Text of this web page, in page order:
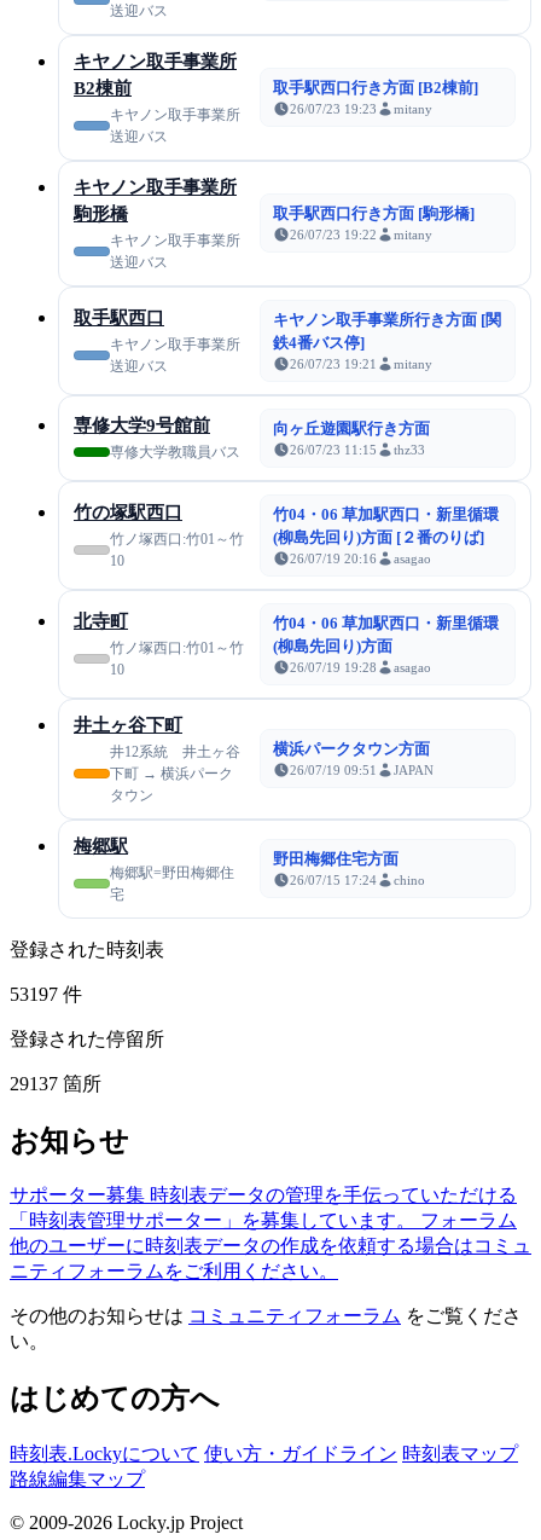
送迎バス
キヤノン取手事業所
B2棟前
キヤノン取手事業所
送迎バス
取手駅西口行き方面 [B2棟前]
26/07/23 19:23 mitany
キヤノン取手事業所
駒形橋
キヤノン取手事業所
送迎バス
取手駅西口行き方面 [駒形橋]
26/07/23 19:22 mitany
取手駅西口
キヤノン取手事業所
送迎バス
キヤノン取手事業所行き方面 [関
鉄4番バス停]
26/07/23 19:21 mitany
専修大学9号館前
専修大学教職員バス
向ヶ丘遊園駅行き方面
26/07/23 11:15 thz33
竹の塚駅西口
竹ノ塚西口:竹01～竹
10
竹04・06 草加駅西口・新里循環
(柳島先回り)方面 [２番のりば]
26/07/19 20:16 asagao
北寺町
竹ノ塚西口:竹01～竹
10
竹04・06 草加駅西口・新里循環
(柳島先回り)方面
26/07/19 19:28 asagao
井土ヶ谷下町
井12系統 井土ヶ谷
下町 → 横浜パーク
タウン
横浜パークタウン方面
26/07/19 09:51 JAPAN
梅郷駅
梅郷駅=野田梅郷住
宅
野田梅郷住宅方面
26/07/15 17:24 chino
登録された時刻表
53197 件
登録された停留所
29137 箇所
お知らせ
サポーター募集 時刻表データの管理を手伝っていただける
「時刻表管理サポーター」を募集しています。
フォーラム
他のユーザーに時刻表データの作成を依頼する場合はコミュ
ニティフォーラムをご利用ください。
その他のお知らせは コミュニティフォーラム をご覧くださ
い。
はじめての方へ
時刻表.Lockyについて 使い方・ガイドライン 時刻表マップ
路線編集マップ
© 2009-2026 Locky.jp Project